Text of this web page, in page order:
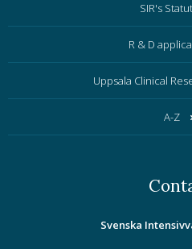
SIR's
R & D
Uppsala Clinical
A-Z
Svenska